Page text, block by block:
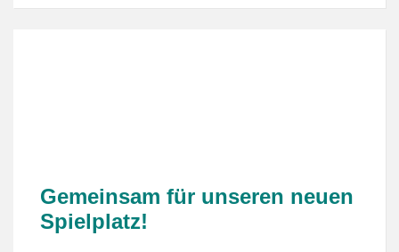
Gemeinsam für unseren neuen
Spielplatz!